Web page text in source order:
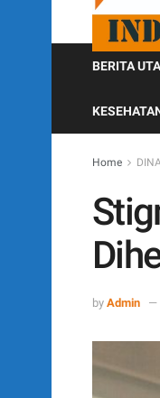
BERITA
Home
by Admin